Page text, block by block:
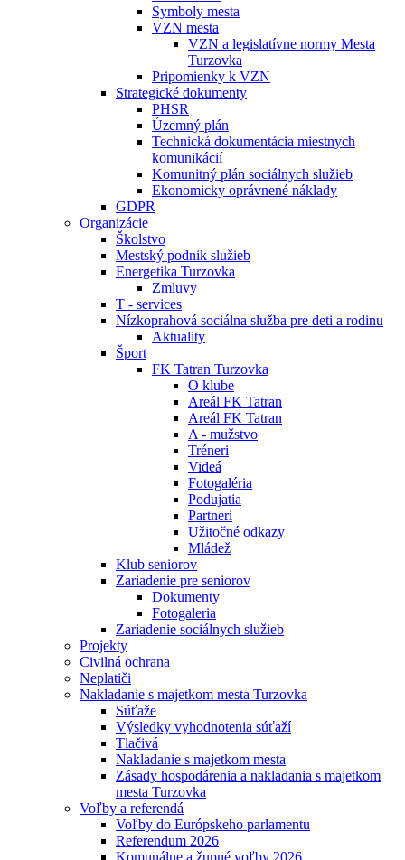
Symboly mesta
VZN mesta
VZN a legislatívne normy Mesta
Turzovka
Pripomienky k VZN
Strategické dokumenty
PHSR
Územný plán
Technická dokumentácia miestnych
komunikácií
Komunitný plán sociálnych služieb
Ekonomicky oprávnené náklady
GDPR
Organizácie
Školstvo
Mestský podnik služieb
Energetika Turzovka
Zmluvy
T - services
Nízkoprahová sociálna služba pre deti a rodinu
Aktuality
Šport
FK Tatran Turzovka
O klube
Areál FK Tatran
Areál FK Tatran
A - mužstvo
Tréneri
Videá
Fotogaléria
Podujatia
Partneri
Užitočné odkazy
Mládež
Klub seniorov
Zariadenie pre seniorov
Dokumenty
Fotogaleria
Zariadenie sociálnych služieb
Projekty
Civilná ochrana
Neplatiči
Nakladanie s majetkom mesta Turzovka
Súťaže
Výsledky vyhodnotenia súťaží
Tlačivá
Nakladanie s majetkom mesta
Zásady hospodárenia a nakladania s majetkom
mesta Turzovka
Voľby a referendá
Voľby do Európskeho parlamentu
Referendum 2026
Komunálne a župné voľby 2026